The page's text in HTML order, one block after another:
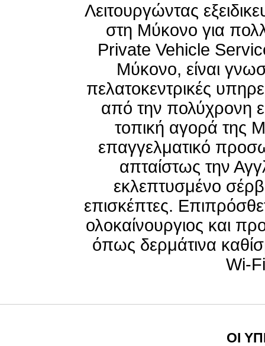
Λειτουργώντας
στη Μύκονο για
Private Vehicle
Μύκονο, είναι
πελατοκεντρικές
από την πολύχρονη
τοπική αγορά της
επαγγελματικό
απταίστως την
εκλεπτυσμένο
επισκέπτες.
ολοκαίνουργιος και
όπως δερμάτινα
Wi-
ΟΙ